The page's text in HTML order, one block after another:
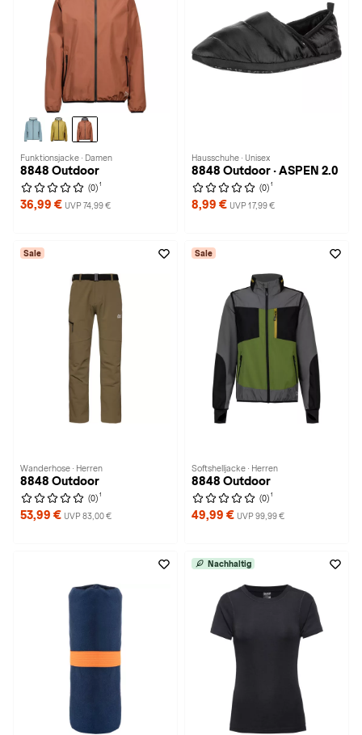
Funktionsjacke · Damen
8848 Outdoor
(0) 1
36,99 € UVP 74,99 €
Hausschuhe · Unisex
8848 Outdoor · ASPEN 2.0
(0) 1
8,99 € UVP 17,99 €
Sale
Wanderhose · Herren
8848 Outdoor
(0) 1
53,99 € UVP 83,00 €
Sale
Softshelljacke · Herren
8848 Outdoor
(0) 1
49,99 € UVP 99,99 €
Nachhaltig